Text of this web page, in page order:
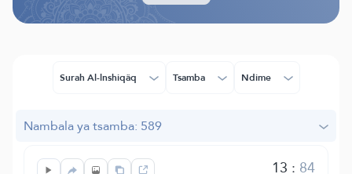
Surah Al-lnshiqâq Tsamba Ndime
Nambala ya tsamba: 589
13 : 84